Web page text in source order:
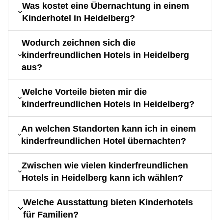
Was kostet eine Übernachtung in einem
Kinderhotel in Heidelberg?
Wodurch zeichnen sich die
kinderfreundlichen Hotels in Heidelberg
aus?
Welche Vorteile bieten mir die
kinderfreundlichen Hotels in Heidelberg?
An welchen Standorten kann ich in einem
kinderfreundlichen Hotel übernachten?
Zwischen wie vielen kinderfreundlichen
Hotels in Heidelberg kann ich wählen?
Welche Ausstattung bieten Kinderhotels
für Familien?